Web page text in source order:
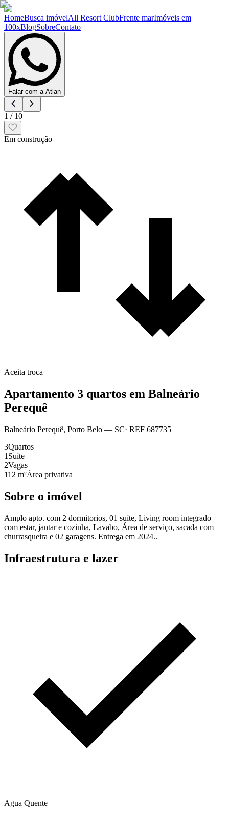
HomeBusca imóvelAll Resort ClubFrente marImóveis em
100xBlogSobreContato
Falar com a Atlan
1 / 10
Em construção
Aceita troca
Apartamento 3 quartos em Balneário
Perequê
Balneário Perequê, Porto Belo — SC· REF 687735
3Quartos
1 Suíte
2Vagas
112 m²Área privativa
Sobre o imóvel
Amplo apto. com 2 dormitorios, 01 suíte, Living room integrado
com estar, jantar e cozinha, Lavabo, Área de serviço, sacada com
churrasqueira e 02 garagens. Entrega em 2024..
Infraestrutura e lazer
Agua Quente